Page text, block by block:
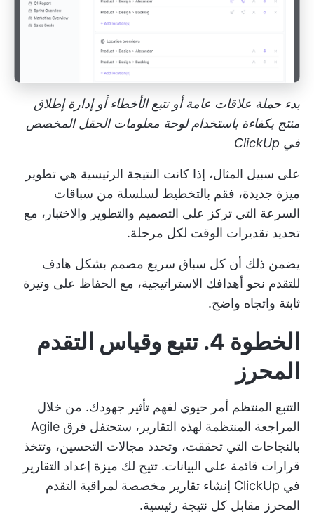
بدء حملة علاقات عامة أو تتبع الأخطاء أو إدارة إطلاق
منتج بكفاءة باستخدام لوحة معلومات الحقل المخصص
في ClickUp
على سبيل المثال، إذا كانت النتيجة الرئيسية هي تطوير
ميزة جديدة، فقم بالتخطيط لسلسلة من سباقات
السرعة التي تركز على التصميم والتطوير والاختبار، مع
تحديد تقديرات الوقت لكل مرحلة.
يضمن ذلك أن كل سباق سريع مصمم بشكل هادف
للتقدم نحو أهدافك الاستراتيجية، مع الحفاظ على وتيرة
ثابتة واتجاه واضح.
الخطوة 4. تتبع وقياس التقدم
المحرز
التتبع المنتظم أمر حيوي لفهم تأثير جهودك. من خلال
المراجعة المنتظمة لهذه التقارير، ستحتفل فرق Agile
بالنجاحات التي تحققت، وتحدد مجالات التحسين، وتتخذ
قرارات قائمة على البيانات. تتيح لك ميزة إعداد التقارير
في ClickUp إنشاء تقارير مخصصة لمراقبة التقدم
المحرز مقابل كل نتيجة رئيسية.